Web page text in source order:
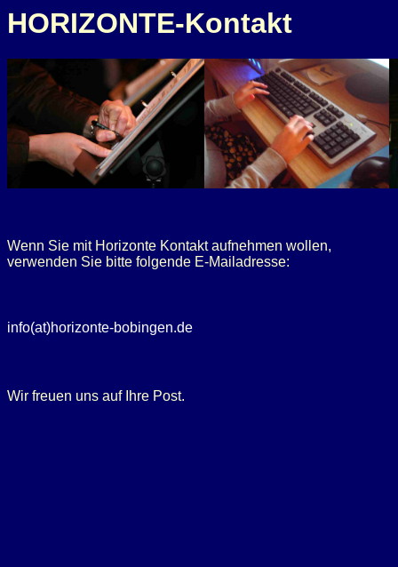
HORIZONTE-Kontakt
Wenn Sie mit Horizonte Kontakt aufnehmen wollen,
verwenden Sie bitte folgende E-Mailadresse:
info(at)horizonte-bobingen.de
Wir freuen uns auf Ihre Post.